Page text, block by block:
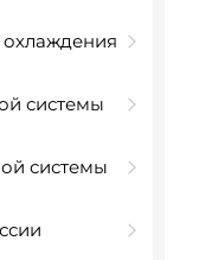
системы
системы